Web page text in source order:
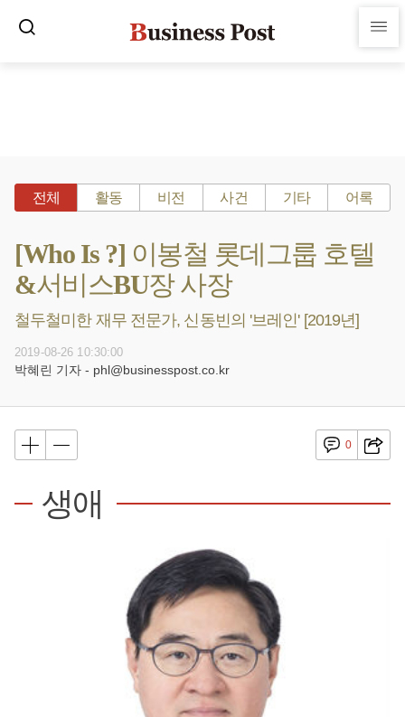
전체 활동 비전 사건 기타 어록
[Who Is ?] 이봉철 롯데그룹 호텔
&서비스BU장 사장
철두철미한 재무 전문가, 신동빈의 '브레인' [2019년]
2019-08-26 10:30:00
박혜린 기자 - phl@businesspost.co.kr
0
생애